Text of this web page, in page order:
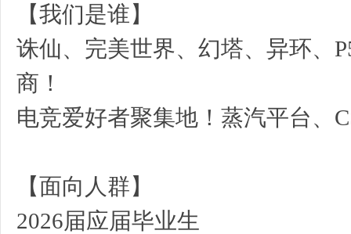
北
【我们是谁】
诛仙、完美世界、幻塔、异环、
商！
电竞爱好者聚集地！蒸汽平台、
【面向人群】
2026届应届毕业生